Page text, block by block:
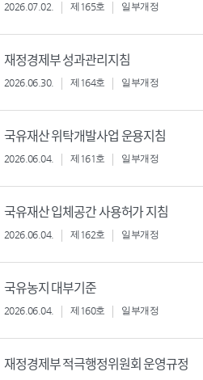
2026.07.02. 제165호 일부개정
재정경제부 성과관리지침
2026.06.30. 제164호 일부개정
국유재산 위탁개발사업 운용지침
2026.06.04. 제161호 일부개정
국유재산 입체공간 사용허가 지침
2026.06.04. 제162호 일부개정
국유농지 대부기준
2026.06.04. 제160호 일부개정
재정경제부 적극행정위원회 운영규정